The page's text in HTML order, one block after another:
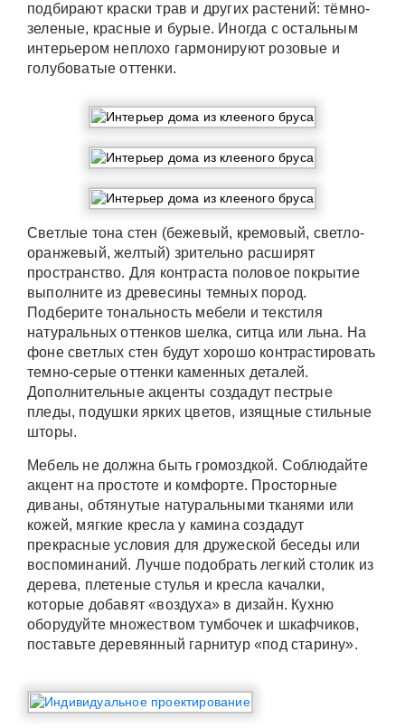
подбирают краски трав и других растений: тёмно-
зеленые, красные и бурые. Иногда с остальным
интерьером неплохо гармонируют розовые и
голубоватые оттенки.
Светлые тона стен (бежевый, кремовый, светло-
оранжевый, желтый) зрительно расширят
пространство. Для контраста половое покрытие
выполните из древесины темных пород.
Подберите тональность мебели и текстиля
натуральных оттенков шелка, ситца или льна. На
фоне светлых стен будут хорошо контрастировать
темно-серые оттенки каменных деталей.
Дополнительные акценты создадут пестрые
пледы, подушки ярких цветов, изящные стильные
шторы.
Мебель не должна быть громоздкой. Соблюдайте
акцент на простоте и комфорте. Просторные
диваны, обтянутые натуральными тканями или
кожей, мягкие кресла у камина создадут
прекрасные условия для дружеской беседы или
воспоминаний. Лучше подобрать легкий столик из
дерева, плетеные стулья и кресла качалки,
которые добавят «воздуха» в дизайн. Кухню
оборудуйте множеством тумбочек и шкафчиков,
поставьте деревянный гарнитур «под старину».